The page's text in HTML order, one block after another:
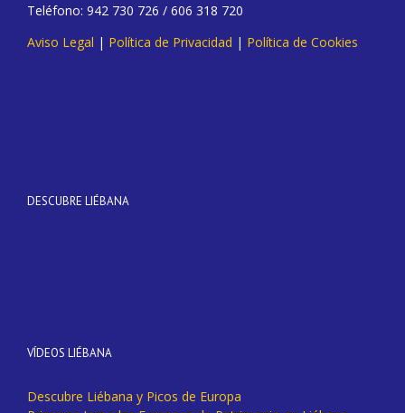
Teléfono: 942 730 726 / 606 318 720
Aviso Legal | Política de Privacidad | Política de Cookies
DESCUBRE LIÉBANA
VÍDEOS LIÉBANA
Descubre Liébana y Picos de Europa